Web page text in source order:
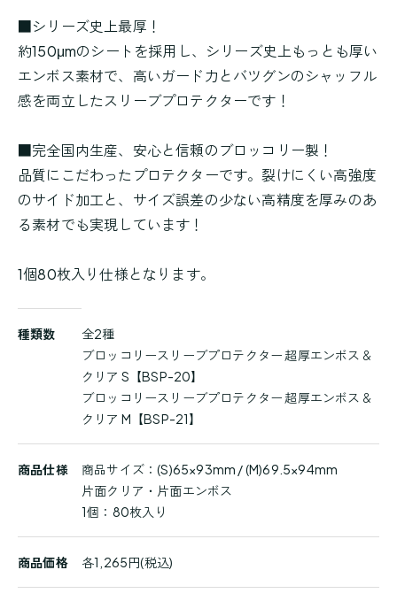
■シリーズ史上最厚！
約150μmのシートを採用し、シリーズ史上もっとも厚い
エンボス素材で、高いガード力とバツグンのシャッフル
感を両立したスリーブプロテクターです！
■完全国内生産、安心と信頼のブロッコリー製！
品質にこだわったプロテクターです。裂けにくい高強度
のサイド加工と、サイズ誤差の少ない高精度を厚みのあ
る素材でも実現しています！
1個80枚入り仕様となります。
品
種類数
全2種
ブロッコリースリーブプロテクター 超厚エンボス＆
クリア S【BSP-20】
ブロッコリースリーブプロテクター 超厚エンボス＆
クリア M【BSP-21】
商品仕様
商品サイズ：(S)65×93mm / (M)69.5×94mm
片面クリア・片面エンボス
1個：80枚入り
商品価格 各1,265円(税込)